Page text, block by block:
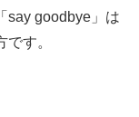
say goodbye」は
す。